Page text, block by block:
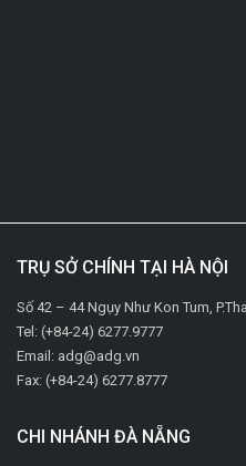
TRỤ SỞ CHÍNH TẠI HÀ NỘI
Số 42 – 44 Ngụy Như Kon Tum,
Tel: (+84-24) 6277.9777
Email: adg@adg.vn
Fax: (+84-24) 6277.8777
CHI NHÁNH ĐÀ NẴNG